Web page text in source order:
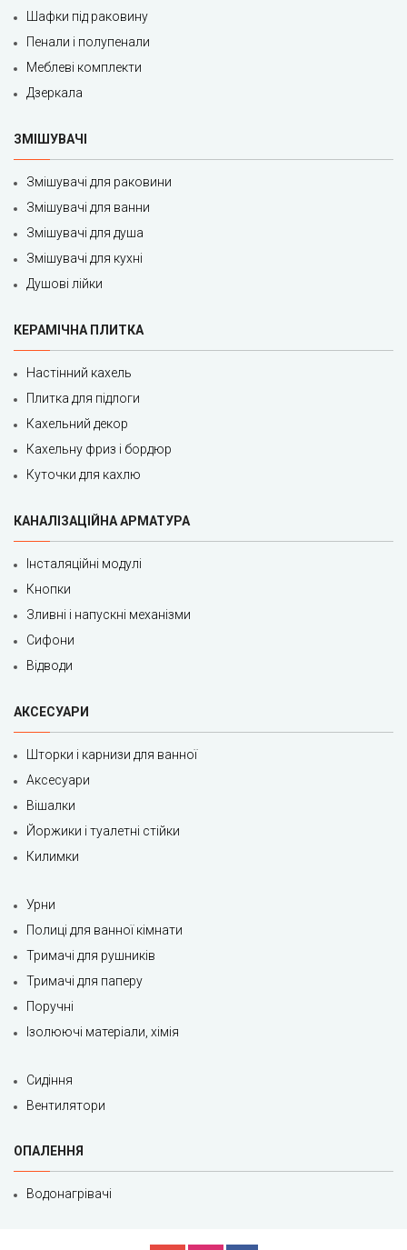
Шафки під раковину
Пенали і полупенали
Меблеві комплекти
Дзеркала
ЗМІШУВАЧІ
Змішувачі для раковини
Змішувачі для ванни
Змішувачі для душа
Змішувачі для кухні
Душові лійки
КЕРАМІЧНА ПЛИТКА
Настінний кахель
Плитка для підлоги
Кахельний декор
Кахельну фриз і бордюр
Куточки для кахлю
КАНАЛІЗАЦІЙНА АРМАТУРА
Інсталяційні модулі
Кнопки
Зливні і напускні механізми
Сифони
Відводи
АКСЕСУАРИ
Шторки і карнизи для ванної
Аксесуари
Вішалки
Йоржики і туалетні стійки
Килимки
Урни
Полиці для ванної кімнати
Тримачі для рушників
Тримачі для паперу
Поручні
Ізолюючі матеріали, хімія
Сидіння
Вентилятори
ОПАЛЕННЯ
Водонагрівачі